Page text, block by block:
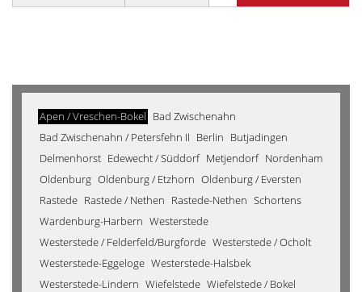
Apen / Vreschen-Bokel Bad Zwischenahn
Bad Zwischenahn / Petersfehn II Berlin Butjadingen
Delmenhorst Edewecht / Süddorf Metjendorf Nordenham
Oldenburg Oldenburg / Etzhorn Oldenburg / Eversten
Rastede Rastede / Nethen Rastede-Nethen Schortens
Wardenburg-Harbern Westerstede
Westerstede / Felderfeld/Burgforde Westerstede / Ocholt
Westerstede-Eggeloge Westerstede-Halsbek
Westerstede-Lindern Wiefelstede Wiefelstede / Bokel